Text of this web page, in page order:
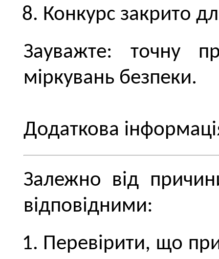
Конкурс закрито
Зауважте: точну
міркувань безпеки.
Додаткова
Залежно від
відповідними:
Перевірити, що